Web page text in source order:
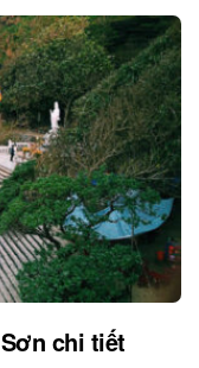
chi tiết